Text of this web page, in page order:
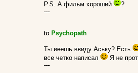
P.S. А фильм хороший
?
---
to Psychopath
Ты иеешь ввиду Аську? Есть
все четко написал
Я не
---